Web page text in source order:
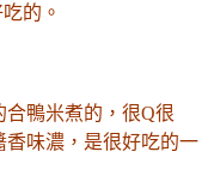
的。
鴨米煮的，很Q很
味濃，是很好吃的一